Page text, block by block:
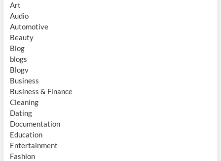
Art
Audio
Automotive
Beauty
Blog
blogs
Blogv
Business
Business & Finance
Cleaning
Dating
Documentation
Education
Entertainment
Fashion